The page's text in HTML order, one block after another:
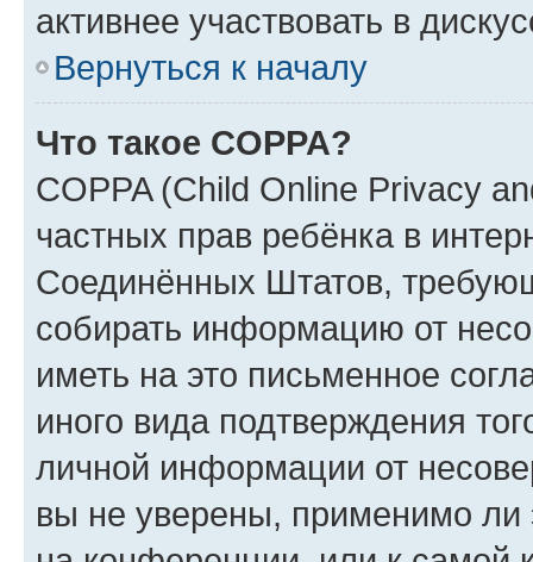
активнее участвовать в
Вернуться к началу
Что такое COPPA?
COPPA (Child Online Privacy
частных прав ребёнка в
Соединённых Штатов,
собирать информацию от
иметь на это письменное
иного вида подтверждения
личной информации от
вы не уверены, применимо ли